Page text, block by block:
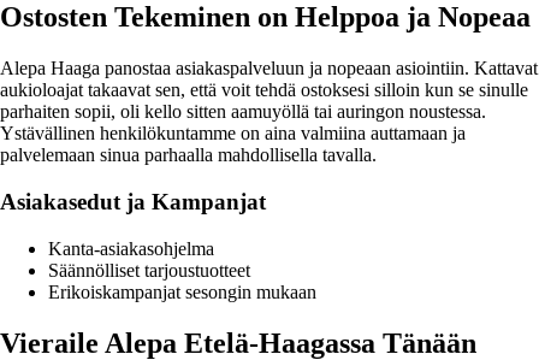
Ostosten Tekeminen on Helppoa ja Nopeaa
Alepa Haaga panostaa asiakaspalveluun ja nopeaan asiointiin. Kattavat
aukioloajat takaavat sen, että voit tehdä ostoksesi silloin kun se sinulle
parhaiten sopii, oli kello sitten aamuyöllä tai auringon noustessa.
Ystävällinen henkilökuntamme on aina valmiina auttamaan ja
palvelemaan sinua parhaalla mahdollisella tavalla.
Asiakasedut ja Kampanjat
Kanta-asiakasohjelma
Säännölliset tarjoustuotteet
Erikoiskampanjat sesongin mukaan
Vieraile Alepa Etelä-Haagassa Tänään